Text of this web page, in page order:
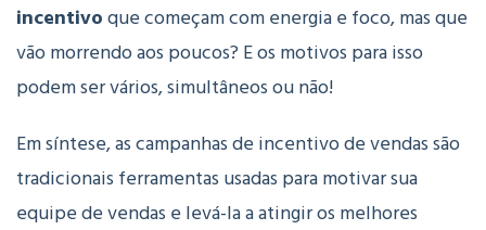
incentivoque começam com energia e foco, mas que
vão morrendo aos poucos? E os motivos para isso
podem ser vários, simultâneos ou não!
Em síntese, as campanhas de incentivo de vendas são
tradicionais ferramentas usadas para motivar sua
equipe de vendas e levá-la a atingir os melhores